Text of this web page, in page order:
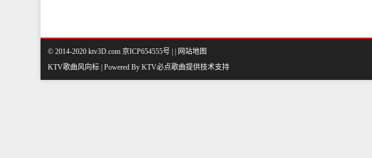
© 2014-2020 ktv3D.com 京ICP654555号 |
网站地图
KTV歌曲风向标 | Powered By KTV必点歌曲提供技术支持